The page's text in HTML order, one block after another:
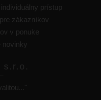
prístup
zákazníkov
v ponuke
novinky
s.r.o.